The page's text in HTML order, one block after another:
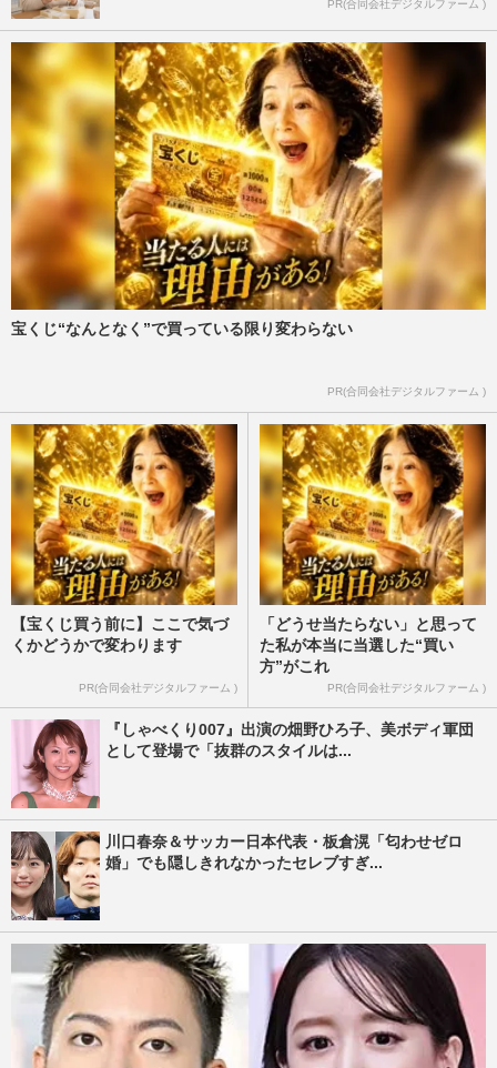
PR(合同会社デジタルファーム )
宝くじ“なんとなく”で買っている限り変わらない
PR(合同会社デジタルファーム )
【宝くじ買う前に】ここで気づ
くかどうかで変わります
PR(合同会社デジタルファーム )
「どうせ当たらない」と思って
た私が本当に当選した“買い
方”がこれ
PR(合同会社デジタルファーム )
『しゃべくり007』出演の畑野ひろ子、美ボディ軍団
として登場で「抜群のスタイルは...
川口春奈＆サッカー日本代表・板倉滉「匂わせゼロ
婚」でも隠しきれなかったセレブすぎ...